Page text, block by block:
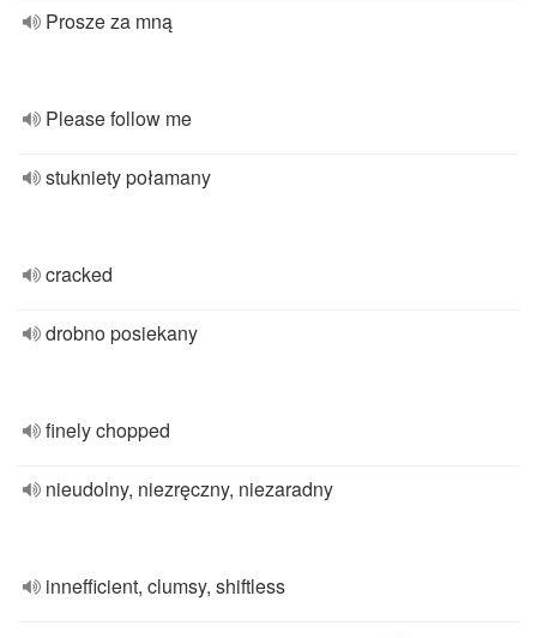
Prosze za mną
Please follow me
stukniety połamany
cracked
drobno posiekany
finely chopped
nieudolny, niezręczny, niezaradny
innefficient, clumsy, shiftless